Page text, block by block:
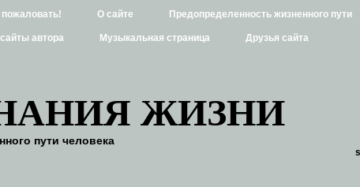
О сайте Предопределенность жизненного пути
автора Музыкальная страница Друзья сайта
ЖИЗНИ
пути человека